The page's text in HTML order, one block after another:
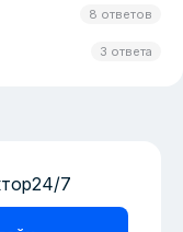
8 ответов
3 ответа
7